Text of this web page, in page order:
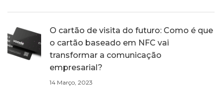
O cartão de visita do futuro: Como é que
o cartão baseado em NFC vai
transformar a comunicação
empresarial?
14 Março, 2023